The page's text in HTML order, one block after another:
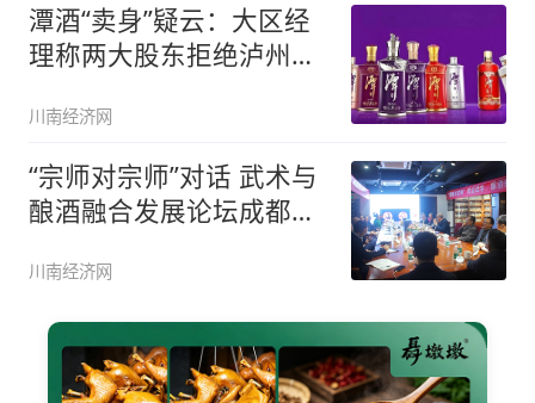
潭酒“卖身”疑云：大区经
理称两大股东拒绝泸州资
川南经济网
“宗师对宗师”对话 武术与
酿酒融合发展论坛成都举
川南经济网